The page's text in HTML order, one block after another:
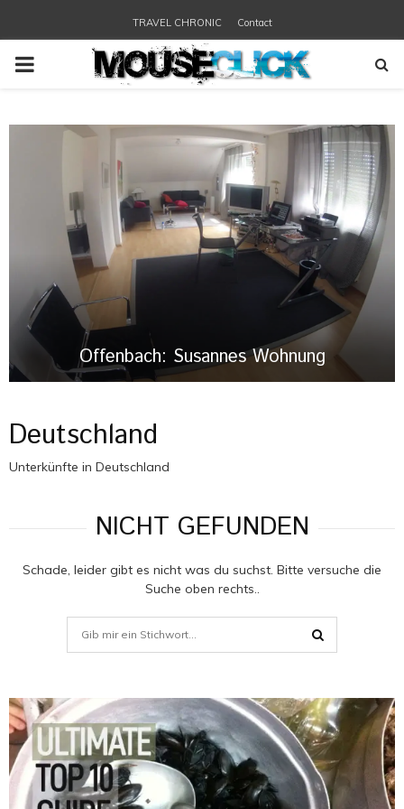
TRAVEL CHRONIC Contact
PRIMARY
f
e
n
s
W
o
h
Offenbach: Susannes Wohnung
Deutschland
Unterkünfte in Deutschland
NICHT GEFUNDEN
Schade, leider gibt es nicht was du suchst. Bitte versuche die
Suche oben rechts..